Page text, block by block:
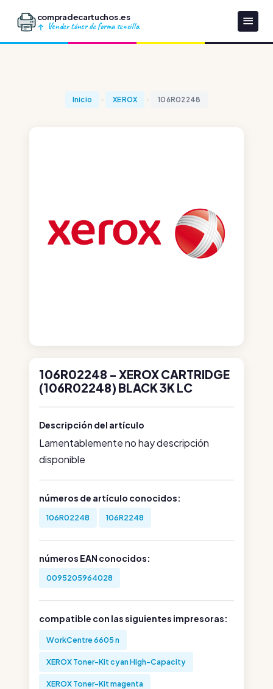
compradecartuchos.es
Vender tóner de forma sencilla
Inicio XEROX 106R02248
106R02248 - XEROX CARTRIDGE
(106R02248) BLACK 3K LC
Descripción del artículo
Lamentablemente no hay descripción
disponible
números de artículo conocidos:
106R02248 106R2248
números EAN conocidos:
0095205964028
compatible con las siguientes impresoras:
WorkCentre 6605 n
XEROX Toner-Kit cyan High-Capacity
XEROX Toner-Kit magenta